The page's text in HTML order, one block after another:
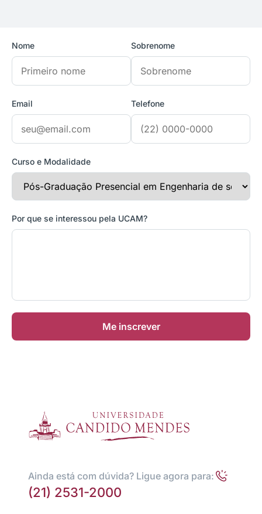
Nome Sobrenome
Email Telefone
Curso e Modalidade
Por que se interessou pela UCAM?
Me inscrever
Ainda está com dúvida? Ligue agora para:
(21) 2531-2000